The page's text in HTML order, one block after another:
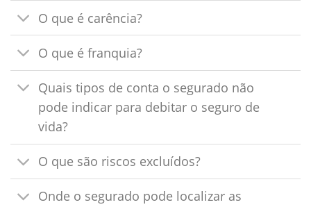
O que é carência?
O que é franquia?
Quais tipos de conta o segurado não
pode indicar para debitar o seguro de
vida?
O que são riscos excluídos?
Onde o segurado pode localizar as